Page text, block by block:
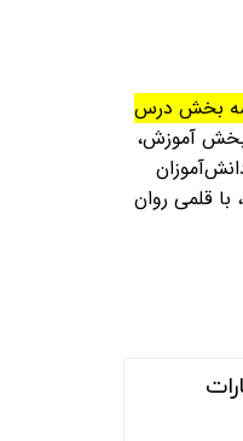
سه بخش درس‌
آموزش،
قلمی روان